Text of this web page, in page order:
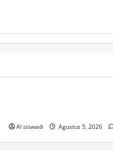
Al siswadi Agustus 5, 2026